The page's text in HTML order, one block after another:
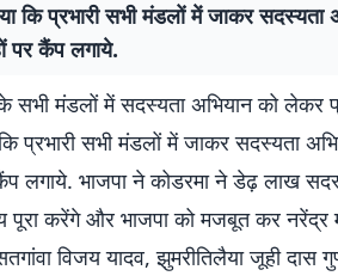
कि प्रभारी सभी मंडलों में जाकर
पर कैंप लगाये.
सभी मंडलों में सदस्यता अभियान को लेकर
प्रभारी सभी मंडलों में जाकर सदस्यता
लगाये. भाजपा ने कोडरमा ने डेढ़ लाख
करेंगे और भाजपा को मजबूत कर नरेंद्र
विजय यादव, झुमरीतिलैया जूही दास